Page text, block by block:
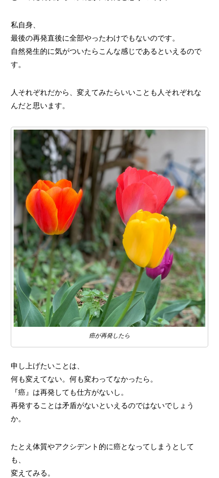
私自身、
最後の再発直後に全部やったわけでもないのです。
自然発生的に気がついたらこんな感じであるといえるので
す。
人それぞれだから、変えてみたらいいことも人それぞれな
んだと思います。
癌が再発したら
申し上げたいことは、
何も変えてない。何も変わってなかったら。
『癌』は再発しても仕方がないし。
再発することは矛盾がないといえるのではないでしょう
か。
たとえ体質やアクシデント的に癌となってしまうとして
も、
変えてみる。